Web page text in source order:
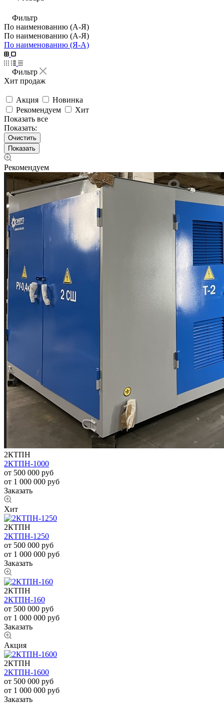
Фильтр
По наименованию (А-Я)
По наименованию (А-Я)
По наименованию (Я-А)
Фильтр
Хит продаж
Акция
Новинка
Рекомендуем
Хит
Показать все
Показать:
Очистить
Рекомендуем
2КТПН
2КТПН-1000
от 500 000 руб
от 1 000 000 руб
Заказать
Хит
2КТПН
2КТПН-1250
от 500 000 руб
от 1 000 000 руб
Заказать
2КТПН
2КТПН-160
от 500 000 руб
от 1 000 000 руб
Заказать
Акция
2КТПН
2КТПН-1600
от 500 000 руб
от 1 000 000 руб
Заказать